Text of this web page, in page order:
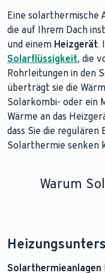
Eine solarthermische
die auf Ihrem Dach
und einem Heizgerät.
Solarflüssigkeit, die
Rohrleitungen in den
überträgt sie die
Solarkombi- oder ein
Wärme an das
dass Sie die
Solarthermie senken
Warum
Solarthermieanlagen